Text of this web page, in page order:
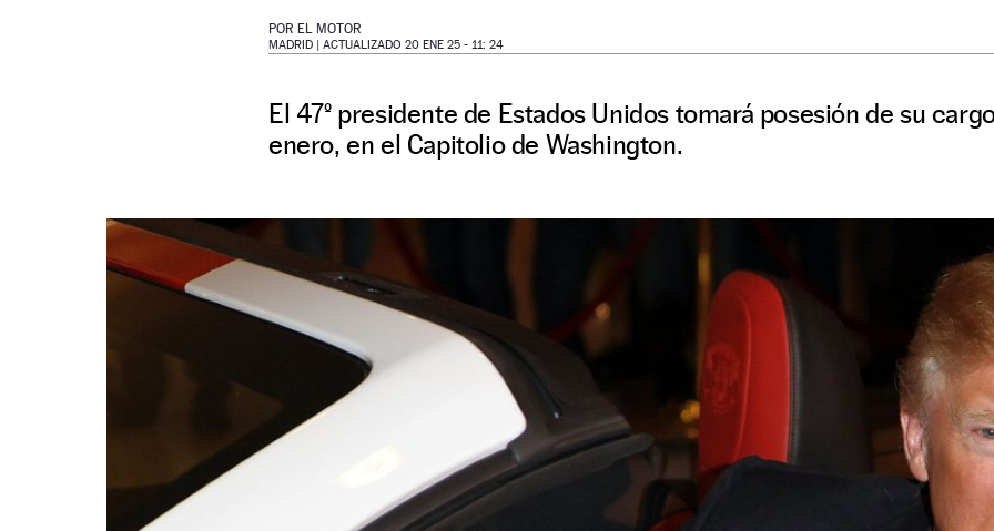
POR EL MOTOR
MADRID | ACTUALIZADO 20 ENE 25 - 11: 24
El 47º presidente de Estados Unidos tomará posesión de su
enero, en el Capitolio de Washington.